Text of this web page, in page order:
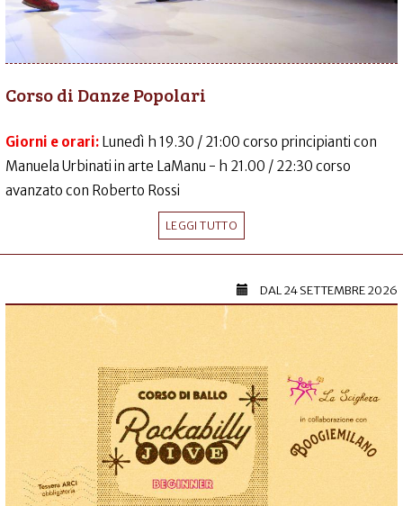
Corso di Danze Popolari
Giorni e orari: Lunedì h 19.30 / 21:00 corso principianti con
Manuela Urbinati in arte LaManu - h 21.00 / 22:30 corso
avanzato con Roberto Rossi
LEGGI TUTTO
DAL24 SETTEMBRE 2026